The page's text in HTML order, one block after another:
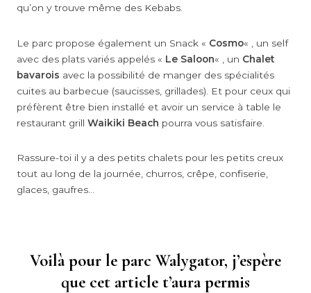
qu’on y trouve même des Kebabs.
Le parc propose également un Snack « Cosmo« , un self
avec des plats variés appelés « Le Saloon« , un Chalet
bavarois avec la possibilité de manger des spécialités
cuites au barbecue (saucisses, grillades). Et pour ceux qui
préfèrent être bien installé et avoir un service à table le
restaurant grill Waikiki Beach pourra vous satisfaire.
Rassure-toi il y a des petits chalets pour les petits creux
tout au long de la journée, churros, crêpe, confiserie,
glaces, gaufres…
Voilà pour le parc Walygator, j’espère
que cet article t’aura permis